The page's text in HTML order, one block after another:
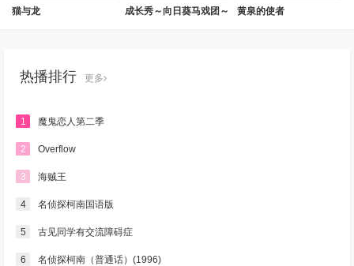
猫与龙 成长秀～向日葵马戏团～ 黄泉的使者
热播排行 更多
1 魔鬼恋人第二季
2 Overflow
3 海贼王
4 名侦探柯南国语版
5 古见同学有交流障碍症
6 名侦探柯南（普通话）(1996)